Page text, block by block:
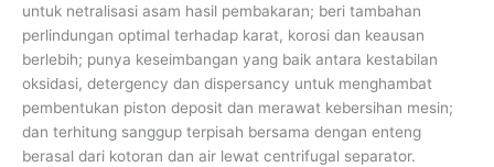
untuk netralisasi asam hasil pembakaran; beri tambahan
perlindungan optimal terhadap karat, korosi dan keausan
berlebih; punya keseimbangan yang baik antara kestabilan
oksidasi, detergency dan dispersancy untuk menghambat
pembentukan piston deposit dan merawat kebersihan mesin;
dan terhitung sanggup terpisah bersama dengan enteng
berasal dari kotoran dan air lewat centrifugal separator.